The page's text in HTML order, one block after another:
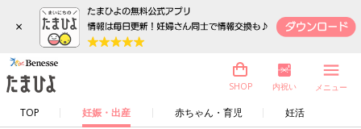
×
TOP 妊娠・出産 赤ちゃん・育児 妊活
SHOP 内祝い メニュー